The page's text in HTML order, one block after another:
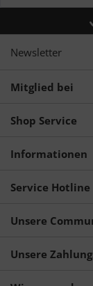
Newsletter
Mitglied bei
Shop Service
Informationen
Service Hotline
Unsere
Unsere